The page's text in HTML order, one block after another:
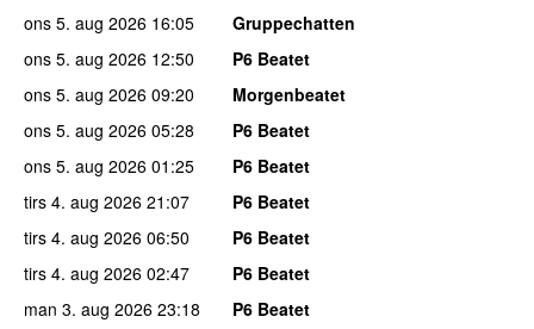
ons 5. aug 2026 16:05
Gruppechatten
ons 5. aug 2026 12:50
P6 Beatet
ons 5. aug 2026 09:20
Morgenbeatet
ons 5. aug 2026 05:28
P6 Beatet
ons 5. aug 2026 01:25
P6 Beatet
tirs 4. aug 2026 21:07
P6 Beatet
tirs 4. aug 2026 06:50
P6 Beatet
tirs 4. aug 2026 02:47
P6 Beatet
man 3. aug 2026 23:18
P6 Beatet